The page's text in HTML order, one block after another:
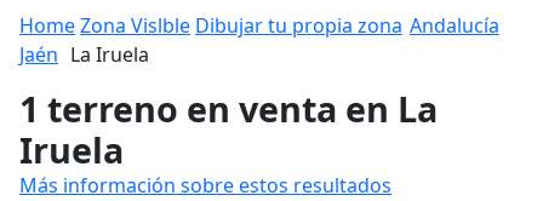
HomeZona Vislble Dibujar tu propia zona Andalucía
Jaén La Iruela
1 terreno en venta en La
Iruela
Más información sobre estos resultados